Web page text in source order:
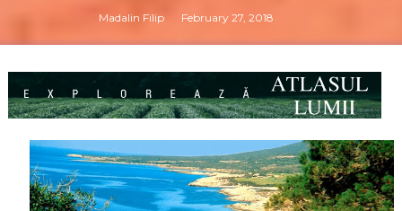
Madalin Filip February 27, 2018